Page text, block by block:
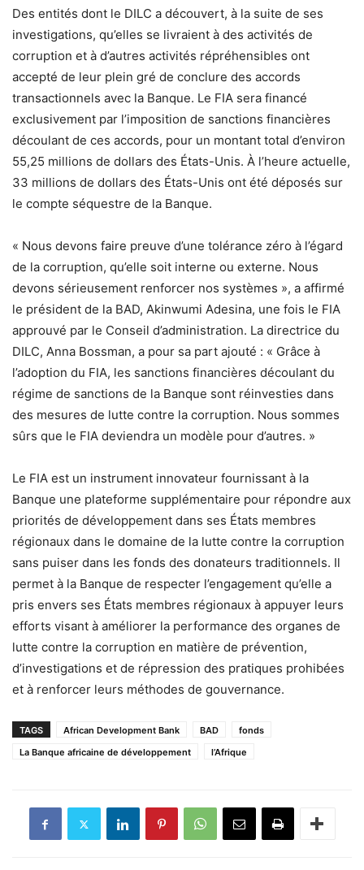
Des entités dont le DILC a découvert, à la suite de ses
investigations, qu’elles se livraient à des activités de
corruption et à d’autres activités répréhensibles ont
accepté de leur plein gré de conclure des accords
transactionnels avec la Banque. Le FIA sera financé
exclusivement par l’imposition de sanctions financières
découlant de ces accords, pour un montant total d’environ
55,25 millions de dollars des États-Unis. À l’heure actuelle,
33 millions de dollars des États-Unis ont été déposés sur
le compte séquestre de la Banque.
« Nous devons faire preuve d’une tolérance zéro à l’égard
de la corruption, qu’elle soit interne ou externe. Nous
devons sérieusement renforcer nos systèmes », a affirmé
le président de la BAD, Akinwumi Adesina, une fois le FIA
approuvé par le Conseil d’administration. La directrice du
DILC, Anna Bossman, a pour sa part ajouté : « Grâce à
l’adoption du FIA, les sanctions financières découlant du
régime de sanctions de la Banque sont réinvesties dans
des mesures de lutte contre la corruption. Nous sommes
sûrs que le FIA deviendra un modèle pour d’autres. »
Le FIA est un instrument innovateur fournissant à la
Banque une plateforme supplémentaire pour répondre aux
priorités de développement dans ses États membres
régionaux dans le domaine de la lutte contre la corruption
sans puiser dans les fonds des donateurs traditionnels. Il
permet à la Banque de respecter l’engagement qu’elle a
pris envers ses États membres régionaux à appuyer leurs
efforts visant à améliorer la performance des organes de
lutte contre la corruption en matière de prévention,
d’investigations et de répression des pratiques prohibées
et à renforcer leurs méthodes de gouvernance.
TAGS African Development Bank BAD
fonds
La Banque africaine de développement
l’Afrique